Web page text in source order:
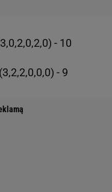
- 10
- 9